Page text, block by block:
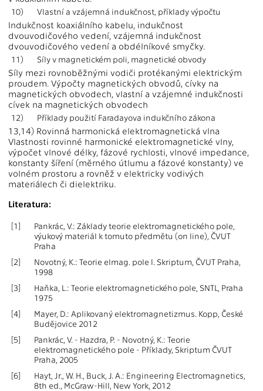
10) Vlastní a vzájemná indukčnost, příklady výpočtu
Indukčnost koaxiálního kabelu, indukčnost
dvouvodičového vedení, vzájemná indukčnost
dvouvodičového vedení a obdélníkové smyčky.
11) Síly v magnetickém poli, magnetické obvody
Síly mezi rovnoběžnými vodiči protékanými elektrickým
proudem. Výpočty magnetických obvodů, cívky na
magnetických obvodech, vlastní a vzájemné indukčnosti
cívek na magnetických obvodech
12) Příklady použití Faradayova indukčního zákona
13,14) Rovinná harmonická elektromagnetická vlna
Vlastnosti rovinné harmonické elektromagnetické vlny,
výpočet vlnové délky, fázové rychlosti, vlnové impedance,
konstanty šíření (měrného útlumu a fázové konstanty) ve
volném prostoru a rovněž v elektricky vodivých
materiálech či dielektriku.
Literatura:
[1]
Pankrác, V.: Základy teorie elektromagnetického pole,
výukový materiál k tomuto předmětu (on line), ČVUT
Praha
[2]
Novotný, K.: Teorie elmag. pole I. Skriptum, ČVUT Praha,
1998
[3]
Haňka, L.: Teorie elektromagnetického pole, SNTL, Praha
1975
[4]
Mayer, D.: Aplikovaný elektromagnetizmus. Kopp, České
Budějovice 2012
[5]
Pankrác, V. - Hazdra, P. - Novotný, K.: Teorie
elektromagnetického pole - Příklady, Skriptum ČVUT
Praha, 2005
[6]
Hayt, Jr., W. H., Buck, J. A.: Engineering Electromagnetics,
8th ed., McGraw-Hill, New York, 2012